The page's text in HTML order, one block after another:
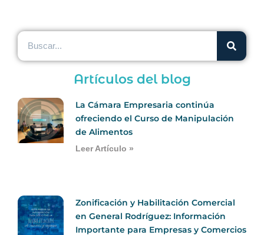
Artículos del blog
La Cámara Empresaria continúa
ofreciendo el Curso de Manipulación
de Alimentos
Leer Artículo »
Zonificación y Habilitación Comercial
en General Rodríguez: Información
Importante para Empresas y Comercios